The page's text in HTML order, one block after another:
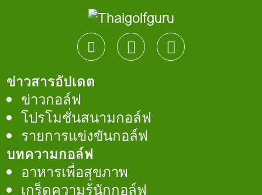
ข่าวสารอัปเดต
ข่าวกอล์ฟ
โปรโมชั่นสนามกอล์ฟ
รายการแข่งขันกอล์ฟ
บทความกอล์ฟ
อาหารเพื่อสุขภาพ
เกร็ดความรู้นักกอล์ฟ